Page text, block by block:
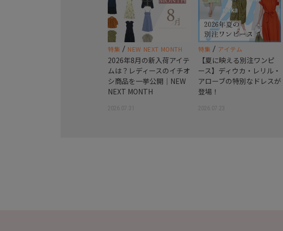
特集 / NEW NEXT MONTH
2026年8月の新入荷アイテ
ムは？レディースのイチオ
シ商品を一挙公開｜NEW
NEXT MONTH
2026.07.31
特集 / アイテム
【夏に映える別注ワンピ
ース】ディウカ・レリル・
アローブの特別なドレスが
登場！
2026.07.23